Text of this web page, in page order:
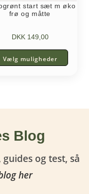
start sæt m øko
frø og måtte
DKK149,00
Vælg muligheder
Blog
og test, så
her